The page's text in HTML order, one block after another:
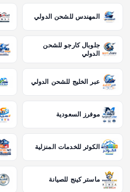
المهندس للشحن الدولي
جلوبال كارجو للشحن
الدولي
عبر الخليج للشحن الدولي
موفرز السعودية
الكوثر للخدمات المنزلية
ماستر كينج للصيانة